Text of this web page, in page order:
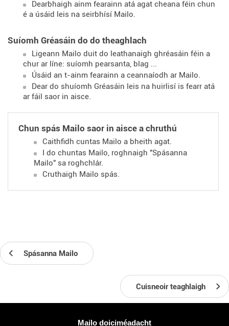
Dearbhaigh ainm fearainn atá agat cheana féin chun
é a úsáid leis na seirbhísí Mailo.
Suíomh Gréasáin do do theaghlach
Ligeann Mailo duit do leathanaigh ghréasáin féin a
chur ar líne: suíomh pearsanta, blag ...
Úsáid an t-ainm fearainn a ceannaíodh ar Mailo.
Dear do shuíomh Gréasáin leis na huirlisí is fearr atá
ar fáil saor in aisce.
Chun spás Mailo saor in aisce a chruthú
Caithfidh cuntas Mailo a bheith agat.
I do chuntas Mailo, roghnaigh "Spásanna
Mailo" sa roghchlár.
Cruthaigh Mailo spás.
Spásanna Mailo
Cuisneoir teaghlaigh
Mailo doiciméadacht